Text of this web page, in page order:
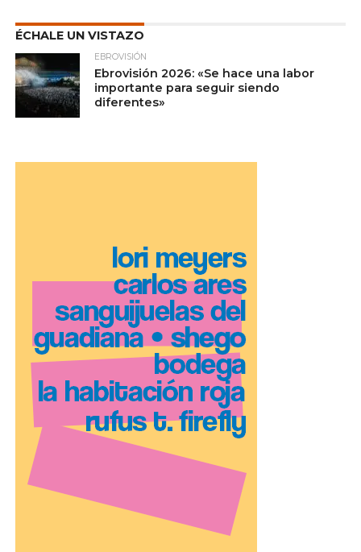
ÉCHALE UN VISTAZO
EBROVISIÓN
Ebrovisión 2026: «Se hace una labor
importante para seguir siendo
diferentes»